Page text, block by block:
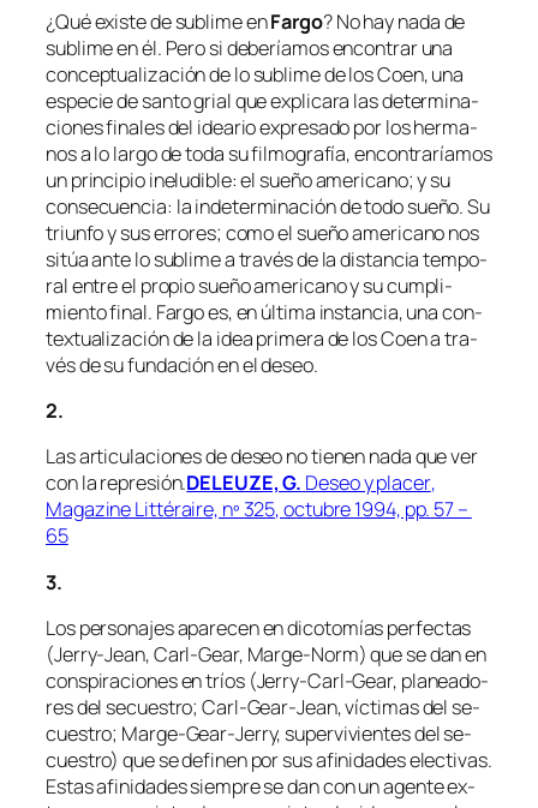
¿Qué exis­te de su­bli­me enFargo? No hayna­dade
su­bli­me en él. Pero si de­be­ría­mos en­con­trar una
con­cep­tua­li­za­ción de lo su­bli­me de los Coen, una
es­pe­cie de san­to grial que ex­pli­ca­ra las de­ter­mi­na­
cio­nes fi­na­les del idea­rio ex­pre­sa­do por los her­ma­
nos a lo lar­go de to­da su fil­mo­gra­fía, en­con­tra­ría­mos
un prin­ci­pio in­elu­di­ble: el sue­ño ame­ri­cano; y su
con­se­cuen­cia: la in­de­ter­mi­na­ción de to­do sue­ño. Su
triun­fo y sus erro­res; co­mo el sue­ño ame­ri­cano nos
si­túa an­te lo su­bli­me a tra­vés de la dis­tan­cia tem­po­
ral en­tre el pro­pio sue­ño ame­ri­cano y su cum­pli­
mien­to fi­nal. Fargo es, en úl­ti­ma ins­tan­cia, una con­
tex­tua­li­za­ción de la idea pri­me­ra de los Coen a tra­
vés de su fun­da­ción en el deseo.
2.
Las ar­ti­cu­la­cio­nes de de­seo no tie­nen na­da que ver
con la re­pre­sión.DELEUZE, G. Deseo y pla­cer,
Magazine Littéraire, nº 325, oc­tu­bre 1994, pp. 57 –
65
3.
Los per­so­na­jes apa­re­cen endi­co­to­míasper­fec­tas
(Jerry-Jean, Carl-Gear, Marge-Norm) que se dan en
cons­pi­ra­cio­nes entríos(Jerry-Carl-Gear, pla­nea­do­
res del se­cues­tro; Carl-Gear-Jean, víc­ti­mas del se­
cues­tro; Marge-Gear-Jerry, su­per­vi­vien­tes del se­
cues­tro) que se de­fi­nen por sus afi­ni­da­des elec­ti­vas.
Estas afi­ni­da­des siem­pre se dan con un agen­te ex­